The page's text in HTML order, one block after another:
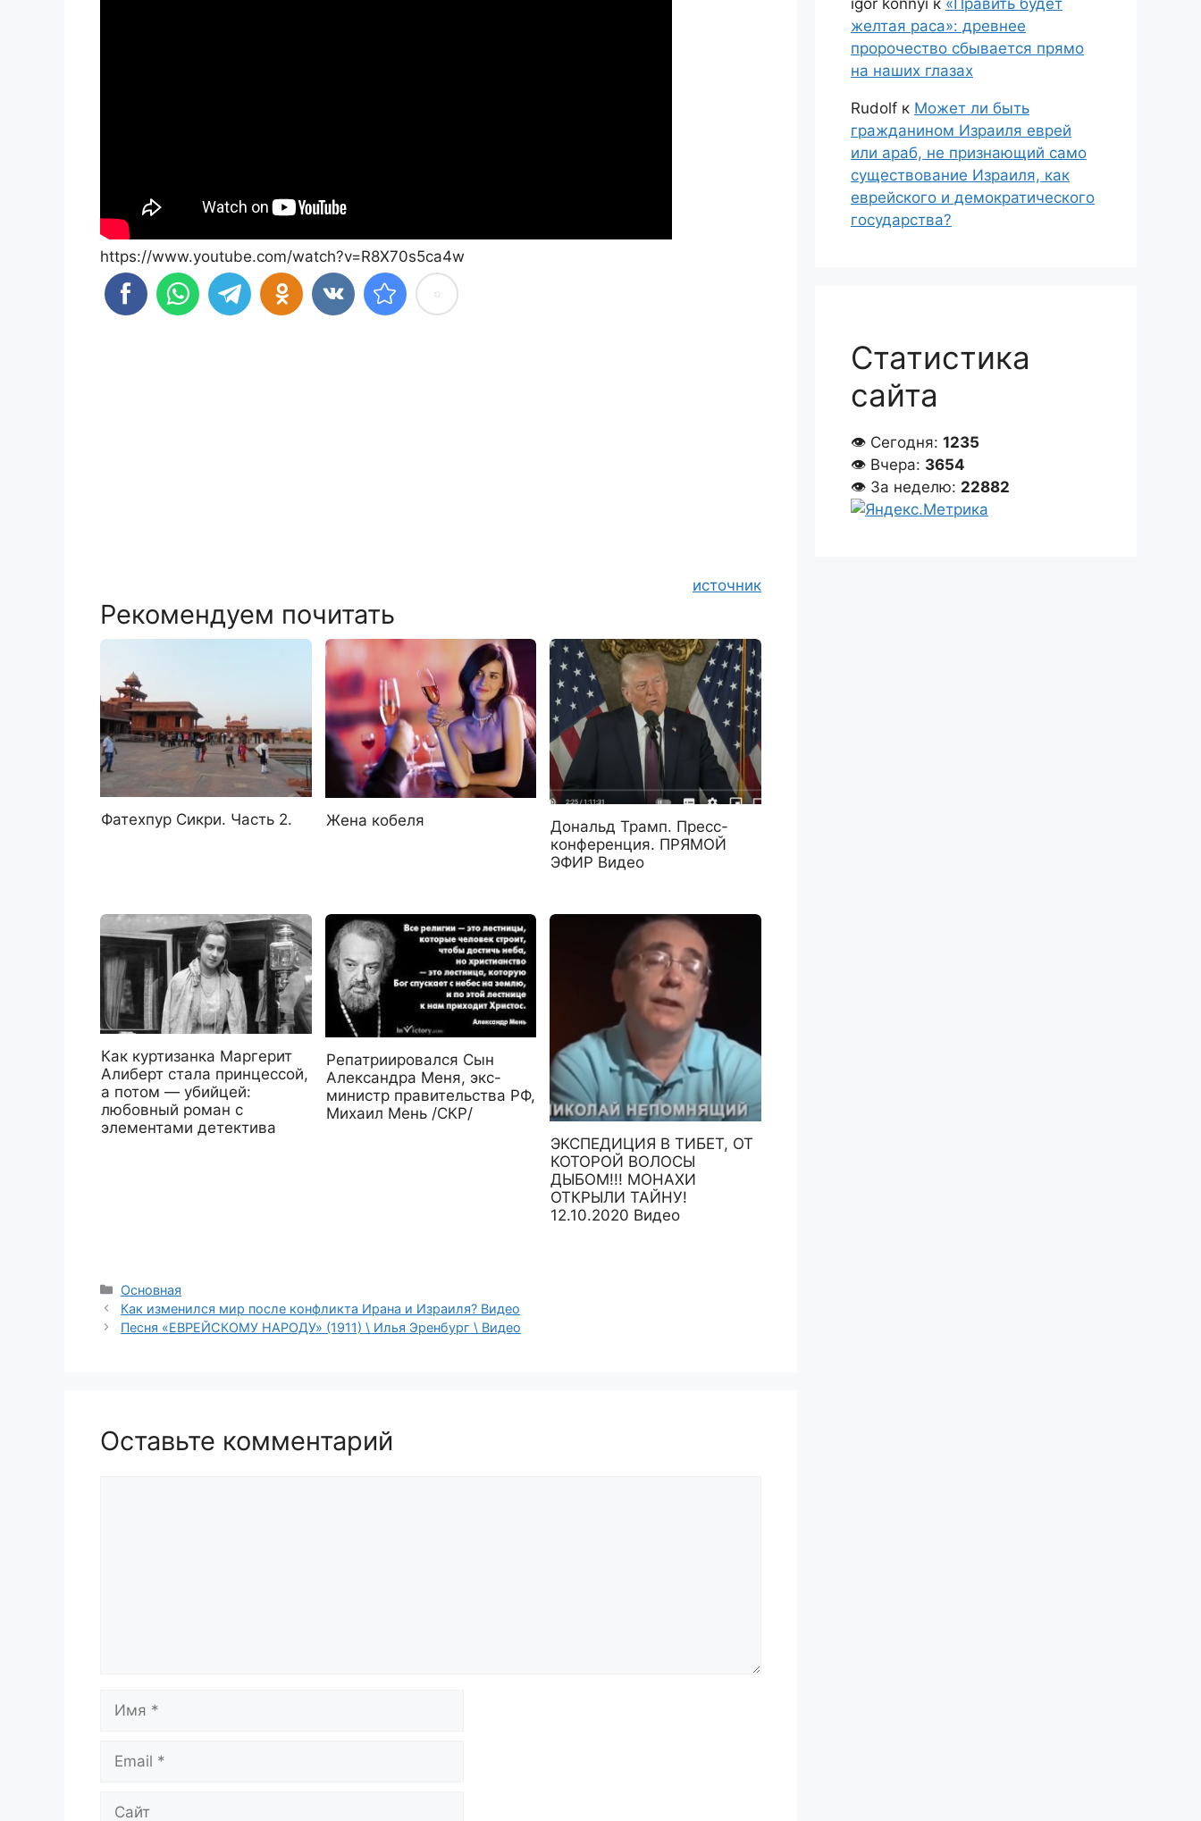
https://www.youtube.com/watch?v=R8X70s5ca4w
источник
Рекомендуем почитать
Фатехпур Сикри. Часть 2. Жена кобеля
Дональд Трамп. Пресс-
конференция. ПРЯМОЙ
ЭФИР Видео
Как куртизанка Маргерит
Алиберт стала принцессой,
а потом — убийцей:
любовный роман с
элементами детектива
Репатриировался Сын
Александра Меня, экс-
министр правительства РФ,
Михаил Мень /СКР/
ЭКСПЕДИЦИЯ В ТИБЕТ, ОТ
КОТОРОЙ ВОЛОСЫ
ДЫБОМ!!! МОНАХИ
ОТКРЫЛИ ТАЙНУ!
12.10.2020 Видео
Рубрики
Основная
Как изменился мир после конфликта Ирана и Израиля? Видео
Песня «ЕВРЕЙСКОМУ НАРОДУ» (1911) \ Илья Эренбург \ Видео
Оставьте комментарий
igor konnyi к «Править будет
желтая раса»: древнее
пророчество сбывается прямо
на наших глазах
Rudolf к Может ли быть
гражданином Израиля еврей
или араб, не признающий само
существование Израиля, как
еврейского и демократического
государства?
Статистика
сайта
👁 Сегодня: 1235
👁 Вчера: 3654
👁 За неделю: 22882